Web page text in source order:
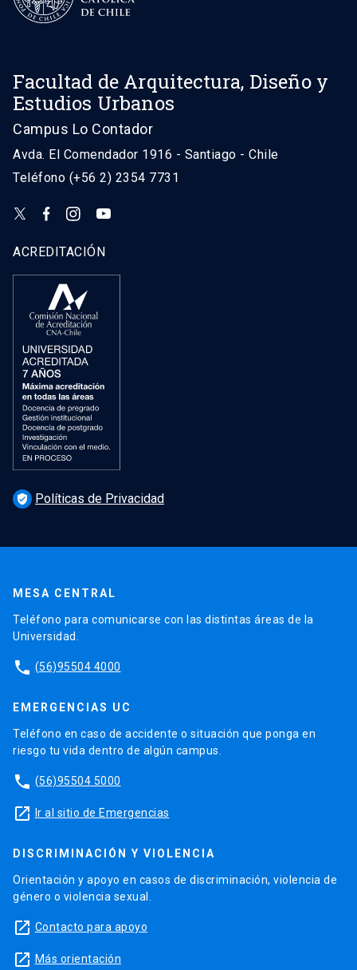
Facultad de Arquitectura, Diseño y
Estudios Urbanos
Campus Lo Contador
Avda. El Comendador 1916 - Santiago - Chile
Teléfono (+56 2) 2354 7731
ACREDITACIÓN
verified_user Políticas de Privacidad
MESA CENTRAL
Teléfono para comunicarse con las distintas áreas de la
Universidad.
phone (56)95504 4000
EMERGENCIAS UC
Teléfono en caso de accidente o situación que ponga en
riesgo tu vida dentro de algún campus.
phone (56)95504 5000
launch Ir al sitio de Emergencias
DISCRIMINACIÓN Y VIOLENCIA
Orientación y apoyo en casos de discriminación, violencia de
género o violencia sexual.
launch Contacto para apoyo
launch Más orientación